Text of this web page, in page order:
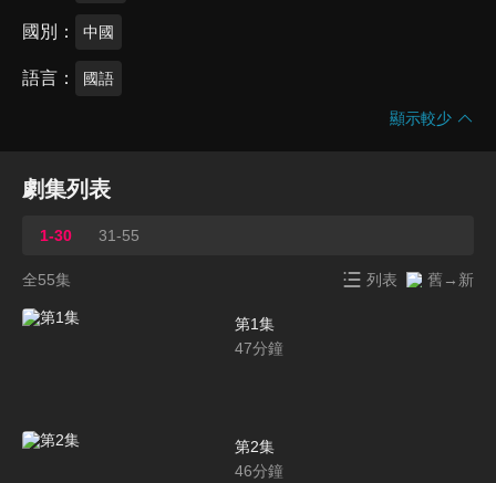
國別 中國
語言 國語
顯示較少
劇集列表
1-30 31-55
全55集 列表 舊→新
第1集
47分鐘
第2集
46分鐘